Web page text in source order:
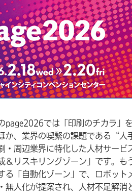
page2026では「印刷のチカラ」
か、業界の喫緊の課題である“人
・周辺業界に特化した人材サー
＆リスキリングゾーン」です。
る「自動化ゾーン」で、ロボッ
無人化が提案され、人材不足解消